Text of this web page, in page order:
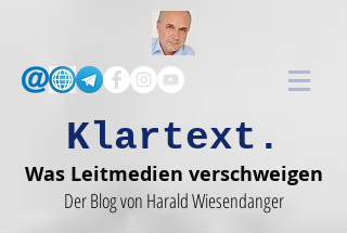
Klartext.
Was Leitmedien verschweigen
Der Blog von Harald Wiesendanger